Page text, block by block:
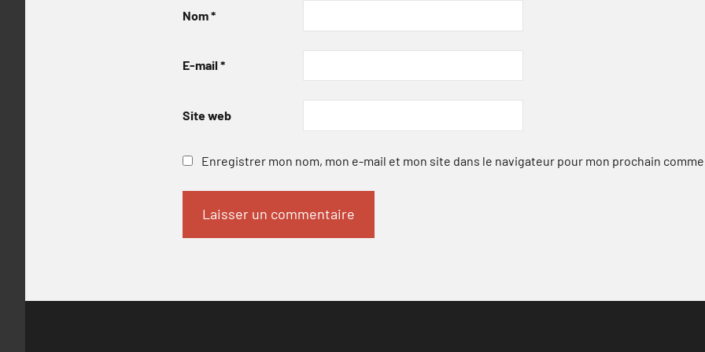
Nom*
E-mail *
Site web
Enregistrer mon nom, mon e-mail et mon site dans le navigateur pour mon prochain